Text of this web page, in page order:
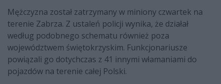
Mężczyzna został zatrzymany w miniony czwartek na
terenie Zabrza. Z ustaleń policji wynika, że działał
według podobnego schematu również poza
województwem świętokrzyskim. Funkcjonariusze
powiązali go dotychczas z 41 innymi włamaniami do
pojazdów na terenie całej Polski.